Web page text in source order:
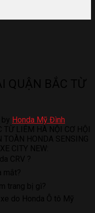
Honda Mỹ Đình